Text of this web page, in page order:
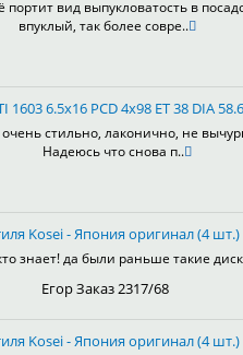
вид выпукловатость в
впуклый, так более совре..
1603 6.5x16 PCD 4x98 ET 38 DIA
стильно, лаконично, не
Надеюсь что снова п..
Kosei - Япония оригинал (4 шт.)
знает! да были раньше такие
Егор Заказ 2317/68
Kosei - Япония оригинал (4 шт.)